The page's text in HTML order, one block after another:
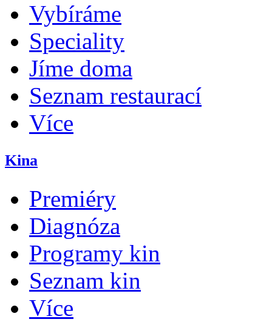
Vybíráme
Speciality
Jíme doma
Seznam restaurací
Více
Kina
Premiéry
Diagnóza
Programy kin
Seznam kin
Více